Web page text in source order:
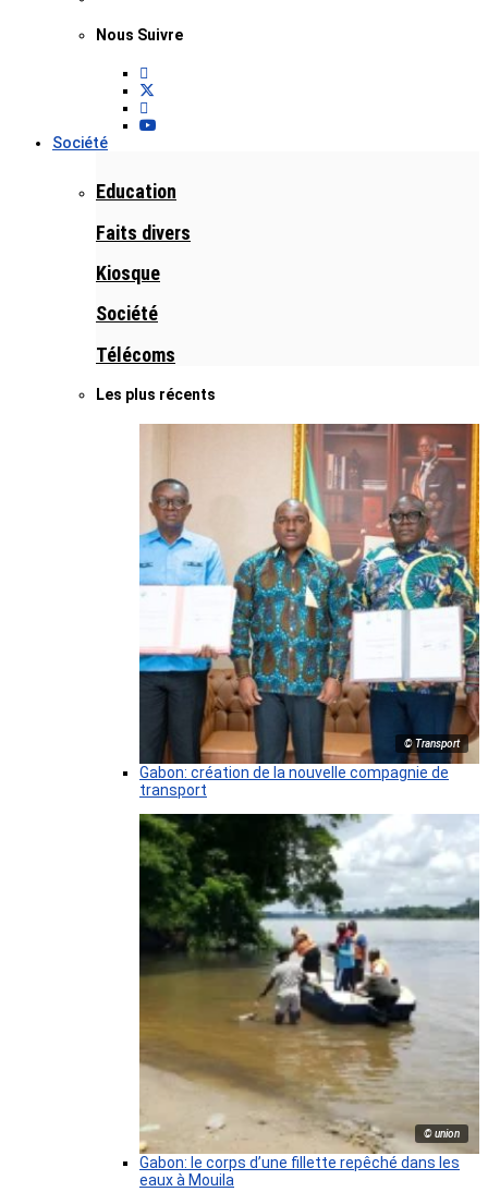
Nous Suivre
Société
Education
Faits divers
Kiosque
Société
Télécoms
Les plus récents
© Transport
Gabon: création de la nouvelle compagnie de
transport
© union
Gabon: le corps d’une fillette repêché dans les
eaux à Mouila